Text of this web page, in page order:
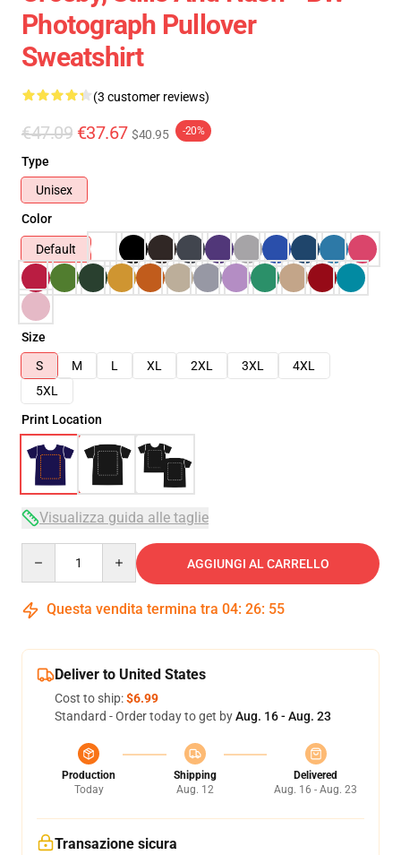
Photograph Pullover
Sweatshirt
(3 customer reviews)
€47.09 €37.67 $40.95 -20%
Type
Unisex
Color
Default
Size
S
M L XL 2XL 3XL
4XL
5XL
Print Location
Visualizza guida alle taglie
AGGIUNGI AL CARRELLO
Questa vendita termina tra 04: 26: 54
Deliver to United States
Cost to ship:$6.99
Standard - Order today to get byAug. 16 - Aug. 23
Production
Today
Shipping
Aug. 12
Delivered
Aug. 16 - Aug. 23
Transazione sicura